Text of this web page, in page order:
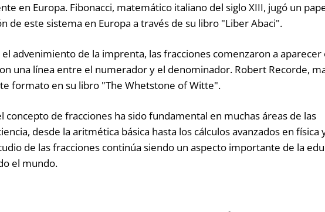
en Europa. Fibonacci, matemático italiano del siglo XIII, jugó un
de este sistema en Europa a través de su libro "Liber Abaci".
el advenimiento de la imprenta, las fracciones comenzaron a aparecer
una línea entre el numerador y el denominador. Robert Recorde,
formato en su libro "The Whetstone of Witte".
concepto de fracciones ha sido fundamental en muchas áreas de las
desde la aritmética básica hasta los cálculos avanzados en física
de las fracciones continúa siendo un aspecto importante de la
el mundo.